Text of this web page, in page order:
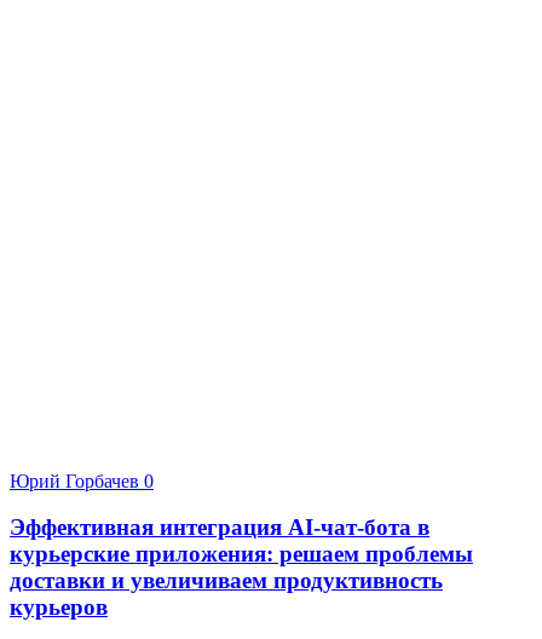
Юрий Горбачев 0
Эффективная интеграция AI-чат-бота в
курьерские приложения: решаем проблемы
доставки и увеличиваем продуктивность
курьеров